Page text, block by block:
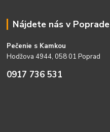
Nájdete nás v Poprade
Pečenie s Kamkou
Hodžova 4944, 058 01 Poprad
0917 736 531